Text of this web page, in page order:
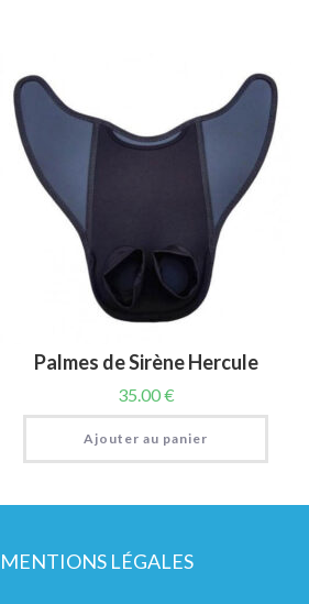
Palmes de Sirène Hercule
35.00€
Ajouter au panier
MENTIONS LÉGALES